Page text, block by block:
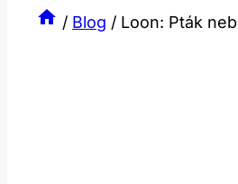
/ Blog / Loon: Pták